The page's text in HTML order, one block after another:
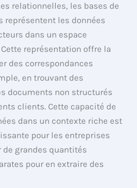
relationnelles, les bases de
représentent les données
dans un espace
représentation offre la
des correspondances
en trouvant des
documents non structurés
clients. Cette capacité de
dans un contexte riche est
pour les entreprises
grandes quantités
pour en extraire des